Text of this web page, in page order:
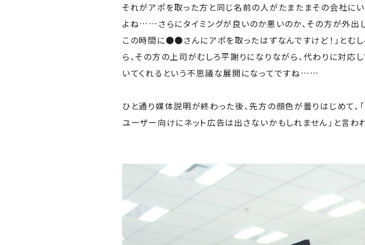
それがアポを取った方と同じ名前の人がたまたまその会社に
よね……さらにタイミングが良いのか悪いのか、その方が外出し
この時間に●●さんにアポを取ったはずなんですけど！」とむし
ら、その方の上司がむしろ平謝りになりながら、代わりに対応
いてくれるという不思議な展開になってですね……
ひと通り媒体説明が終わった後、先方の顔色が曇りはじめて、
ユーザー向けにネット広告は出さないかもしれません」と言われ